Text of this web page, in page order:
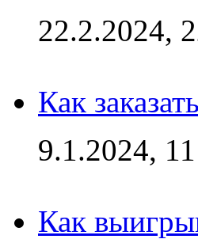
22.2.2024,
Как
9.1.2024,
Как